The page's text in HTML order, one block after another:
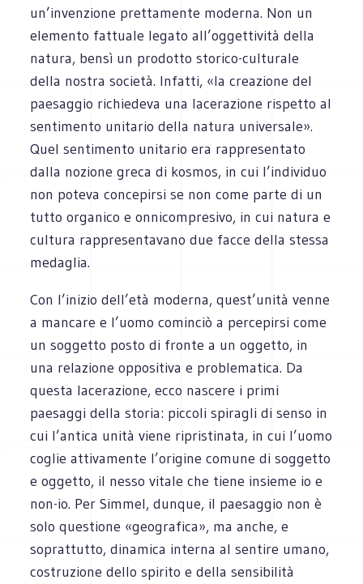
un’invenzione prettamente moderna. Non un
elemento fattuale legato all’oggettività della
natura, bensì un prodotto storico-culturale
della nostra società. Infatti, «la creazione del
paesaggio richiedeva una lacerazione rispetto al
sentimento unitario della natura universale».
Quel sentimento unitario era rappresentato
dalla nozione greca di kosmos, in cui l’individuo
non poteva concepirsi se non come parte di un
tutto organico e onnicompresivo, in cui natura e
cultura rappresentavano due facce della stessa
medaglia.
Con l’inizio dell’età moderna, quest’unità venne
a mancare e l’uomo cominciò a percepirsi come
un soggetto posto di fronte a un oggetto, in
una relazione oppositiva e problematica. Da
questa lacerazione, ecco nascere i primi
paesaggi della storia: piccoli spiragli di senso in
cui l’antica unità viene ripristinata, in cui l’uomo
coglie attivamente l’origine comune di soggetto
e oggetto, il nesso vitale che tiene insieme io e
non-io. Per Simmel, dunque, il paesaggio non è
solo questione «geografica», ma anche, e
soprattutto, dinamica interna al sentire umano,
costruzione dello spirito e della sensibilità